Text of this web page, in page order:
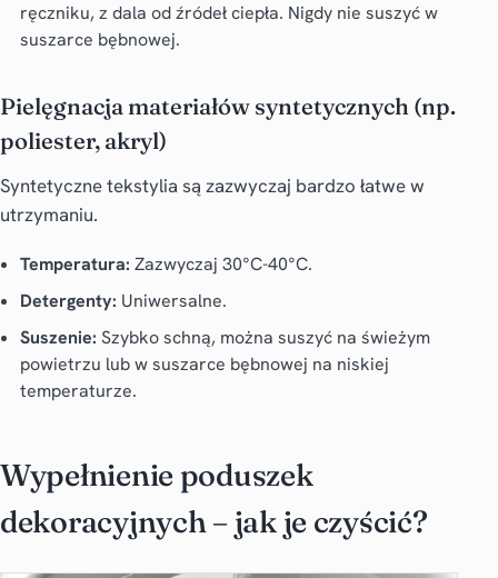
ręczniku, z dala od źródeł ciepła. Nigdy nie suszyć w
suszarce bębnowej.
Pielęgnacja materiałów syntetycznych (np.
poliester, akryl)
Syntetyczne tekstylia są zazwyczaj bardzo łatwe w
utrzymaniu.
Temperatura: Zazwyczaj 30°C-40°C.
Detergenty: Uniwersalne.
Suszenie: Szybko schną, można suszyć na świeżym
powietrzu lub w suszarce bębnowej na niskiej
temperaturze.
Wypełnienie poduszek
dekoracyjnych – jak je czyścić?